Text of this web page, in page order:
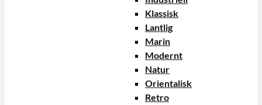
Klassisk
Lantlig
Marin
Modernt
Natur
Orientalisk
Retro